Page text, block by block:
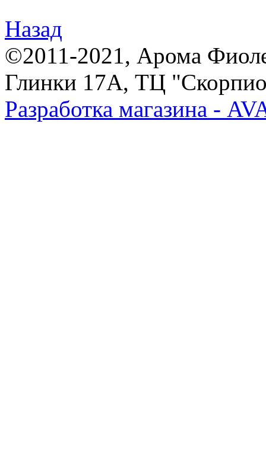
Назад
©2011-2021, Арома
Глинки 17А, ТЦ
Разработка магазина -